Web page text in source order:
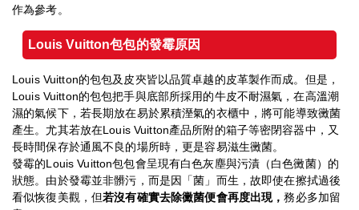
作為參考。
Louis Vuitton包包的發霉原因
Louis Vuitton的包包及皮夾皆以品質卓越的皮革製作而成。但是，
Louis Vuitton的包包把手與底部所採用的牛皮不耐濕氣，在高溫潮
濕的氣候下，若長期放在易於累積溼氣的衣櫃中，將可能導致黴菌
產生。尤其若放在Louis Vuitton產品所附的箱子等密閉容器中，又
長時間保存於通風不良的場所時，更是容易滋生黴菌。
發霉的Louis Vuitton包包會呈現有白色灰塵與污漬（白色黴菌）的
狀態。由於發霉並非髒污，而是因「菌」而生，故即使在擦拭過後
看似恢復美觀，但若沒有確實去除黴菌便會再度出現，務必多加留